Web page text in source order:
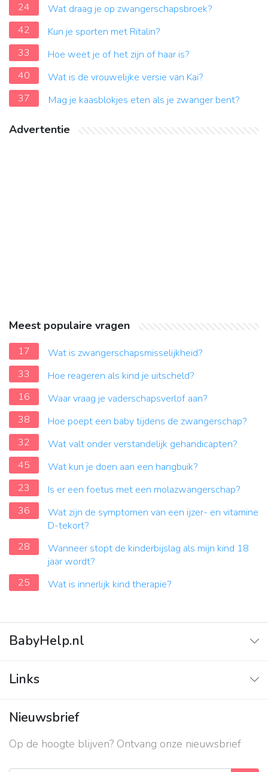
24
Wat draag je op zwangerschapsbroek?
42
Kun je sporten met Ritalin?
33
Hoe weet je of het zijn of haar is?
40
Wat is de vrouwelijke versie van Kai?
37
Mag je kaasblokjes eten als je zwanger bent?
Advertentie
Meest populaire vragen
17
Wat is zwangerschapsmisselijkheid?
33
Hoe reageren als kind je uitscheld?
16
Waar vraag je vaderschapsverlof aan?
38
Hoe poept een baby tijdens de zwangerschap?
32
Wat valt onder verstandelijk gehandicapten?
45
Wat kun je doen aan een hangbuik?
23
Is er een foetus met een molazwangerschap?
36
Wat zijn de symptomen van een ijzer- en vitamine
D-tekort?
28
Wanneer stopt de kinderbijslag als mijn kind 18
jaar wordt?
25
Wat is innerlijk kind therapie?
BabyHelp.nl
Vraag & Antwoord
Links
Contact
Over ons
Privacy beleid
Nieuwsbrief
Op de hoogte blijven? Ontvang onze nieuwsbrief